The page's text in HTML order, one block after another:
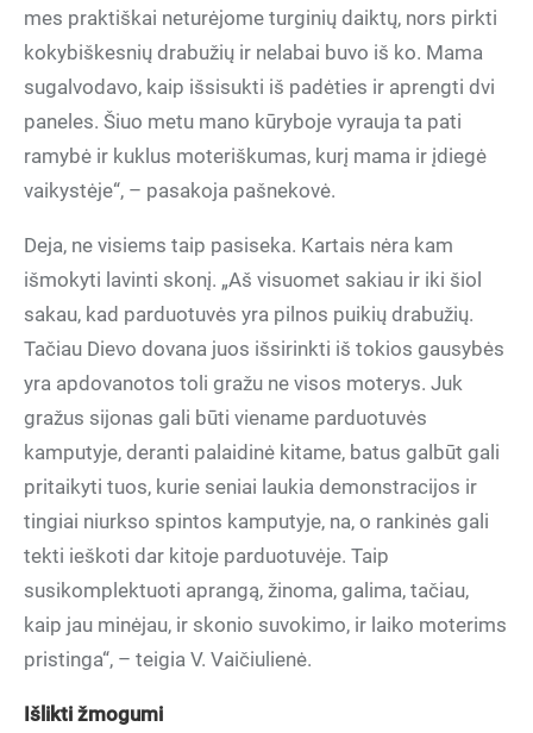
mes praktiškai neturėjome turginių daiktų, nors pirkti
kokybiškesnių drabužių ir nelabai buvo iš ko. Mama
sugalvodavo, kaip išsisukti iš padėties ir aprengti dvi
paneles. Šiuo metu mano kūryboje vyrauja ta pati
ramybė ir kuklus moteriškumas, kurį mama ir įdiegė
vaikystėje“, – pasakoja pašnekovė.
Deja, ne visiems taip pasiseka. Kartais nėra kam
išmokyti lavinti skonį. „Aš visuomet sakiau ir iki šiol
sakau, kad parduotuvės yra pilnos puikių drabužių.
Tačiau Dievo dovana juos išsirinkti iš tokios gausybės
yra apdovanotos toli gražu ne visos moterys. Juk
gražus sijonas gali būti viename parduotuvės
kamputyje, deranti palaidinė kitame, batus galbūt gali
pritaikyti tuos, kurie seniai laukia demonstracijos ir
tingiai niurkso spintos kamputyje, na, o rankinės gali
tekti ieškoti dar kitoje parduotuvėje. Taip
susikomplektuoti aprangą, žinoma, galima, tačiau,
kaip jau minėjau, ir skonio suvokimo, ir laiko moterims
pristinga“, – teigia V. Vaičiulienė.
Išlikti žmogumi